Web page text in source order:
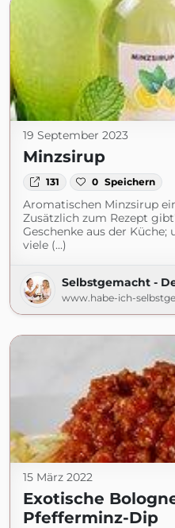
19 September 2023
Minzsirup
131 0 Speichern
Aromatischen Minzsirup
Zusätzlich zum Rezept
Geschenke aus der
viele (...)
Selbstgemacht -
www.habe-ich-
15 März 2022
Exotische
Pfefferminz-Dip